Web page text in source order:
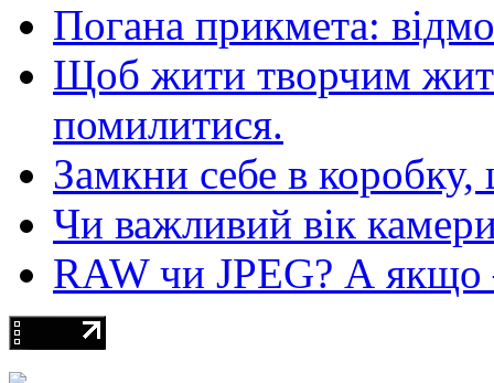
Погана прикмета:
Щоб жити творчим
помилитися.
Замкни себе в
Чи важливий вік
RAW чи JPEG? А якщо